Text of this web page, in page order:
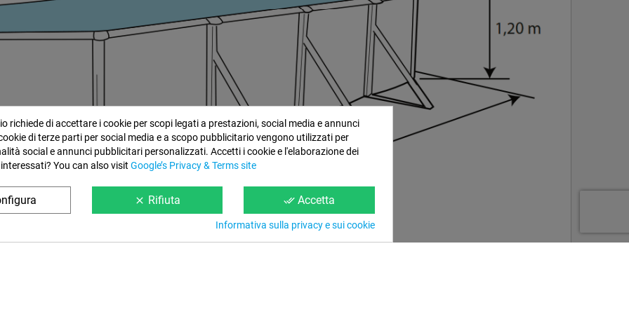
richiede di accettare i cookie per scopi legati a prestazioni, social media e annunci
di terze parti per social media e a scopo pubblicitario vengono utilizzati per
social e annunci pubblicitari personalizzati. Accetti i cookie e l'elaborazione dei
You can also visit Google’s Privacy & Terms site
clear Rifiuta done_all Accetta
Informativa sulla privacy e sui cookie